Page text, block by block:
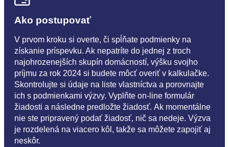
Ako postupovať
V prvom kroku si overte, či spĺňate podmienky na
získanie príspevku. Ak nepatríte do jednej z troch
najohrozenejších skupín domácností, výšku svojho
príjmu za rok 2024 si budete môcť overiť v kalkulačke.
Skontrolujte si údaje na liste vlastníctva a porovnajte
ich s podmienkami výzvy. Vyplňte on-line formulár
žiadosti a následne predložte žiadosť. Ak momentálne
nie ste pripravený podať žiadosť, nič sa nedeje. Výzva
je rozdelená na viacero kôl, takže sa môžete zapojiť aj
neskôr.